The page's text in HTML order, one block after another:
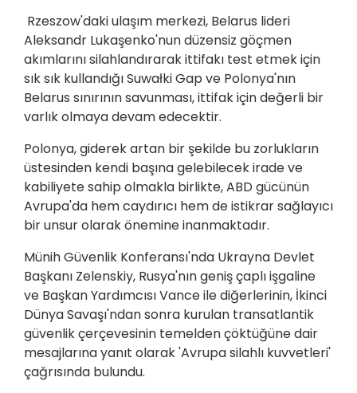
Rzeszow'daki ulaşım merkezi, Belarus lideri
Aleksandr Lukaşenko'nun düzensiz göçmen
akımlarını silahlandırarak ittifakı test etmek için
sık sık kullandığı Suwałki Gap ve Polonya'nın
Belarus sınırının savunması, ittifak için değerli bir
varlık olmaya devam edecektir.
Polonya, giderek artan bir şekilde bu zorlukların
üstesinden kendi başına gelebilecek irade ve
kabiliyete sahip olmakla birlikte, ABD gücünün
Avrupa'da hem caydırıcı hem de istikrar sağlayıcı
bir unsur olarak önemine inanmaktadır.
Münih Güvenlik Konferansı'nda Ukrayna Devlet
Başkanı Zelenskiy, Rusya'nın geniş çaplı işgaline
ve Başkan Yardımcısı Vance ile diğerlerinin, İkinci
Dünya Savaşı'ndan sonra kurulan transatlantik
güvenlik çerçevesinin temelden çöktüğüne dair
mesajlarına yanıt olarak 'Avrupa silahlı kuvvetleri'
çağrısında bulundu.